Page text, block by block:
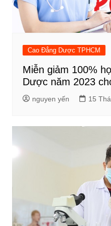
Cao Đẳng Dược TPHCM
Miễn giảm 100%
Dược năm 2023
nguyen yến 15